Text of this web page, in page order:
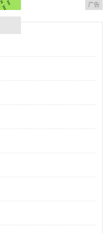
广告